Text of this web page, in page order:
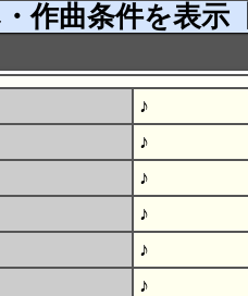
作曲条件を表示
♪
♪
♪
♪
♪
♪